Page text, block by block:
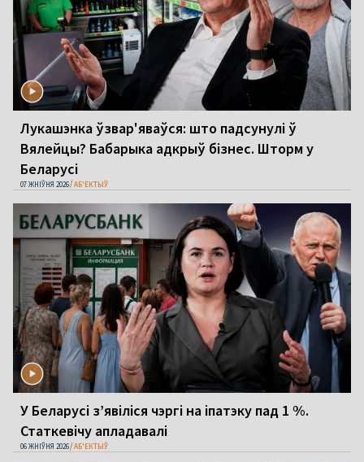
Лукашэнка ўзвар'яваўся: што падсунулі ў
Вялейцы? Бабарыка адкрыў бізнес. Шторм у
Беларусі
07 ЖНІЎНЯ 2026 АБ'ЕКТЫЎ
У Беларусі з’явіліся чэргі на іпатэку пад 1 %.
Статкевічу апладавалі
06 ЖНІЎНЯ 2026 АБ'ЕКТЫЎ